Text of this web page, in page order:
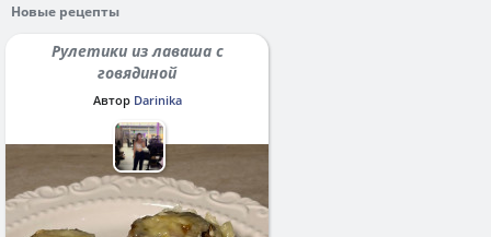
Новые рецепты
Рулетики из лаваша с
говядиной
Автор Darinika